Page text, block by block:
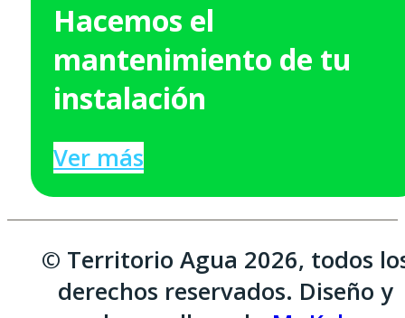
Hacemos el
mantenimiento de tu
instalación
Ver más
© Territorio Agua 2026, todos
derechos reservados. Diseño y